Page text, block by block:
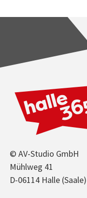
© AV-Studio GmbH
Mühlweg 41
D-06114 Halle (Saale)